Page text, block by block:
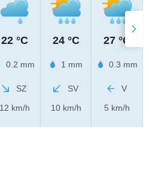
22 °C
0.2 mm
SZ
12 km/h
24 °C
1 mm
SV
10 km/h
27 °C
0.3 mm
V
5 km/h